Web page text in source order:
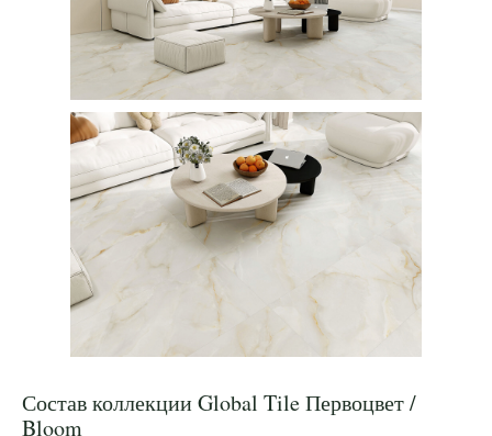
Состав коллекции Global Tile Первоцвет /
Bloom